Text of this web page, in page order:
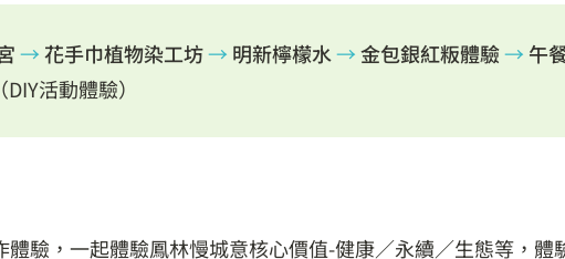
→花手巾植物染工坊→ 明新檸檬水→金包銀紅粄體驗→ 午
（DIY活動體驗）
驗，一起體驗鳳林慢城意核心價值-健康／永續／生態等，體